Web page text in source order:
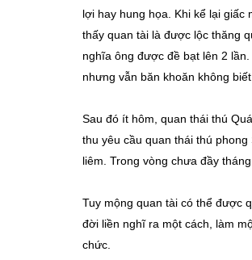
lợi hay hung họa. Khi kể lại
thấy quan tài là được lộc thăng
nghĩa ông được đề bạt lên 2
nhưng vẫn băn khoăn không
Sau đó ít hôm, quan thái thú
thu yêu cầu quan thái thú
liêm. Trong vòng chưa đầy
Tuy mộng quan tài có thể được
đời liền nghĩ ra một cách, làm
chức.